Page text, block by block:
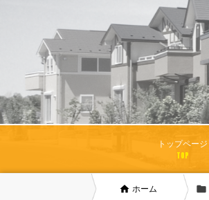
トップページ
TOP
home ホーム folder